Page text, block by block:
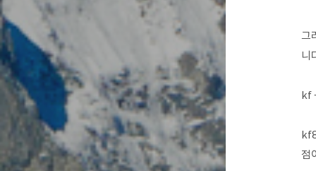
그
니
kf
점